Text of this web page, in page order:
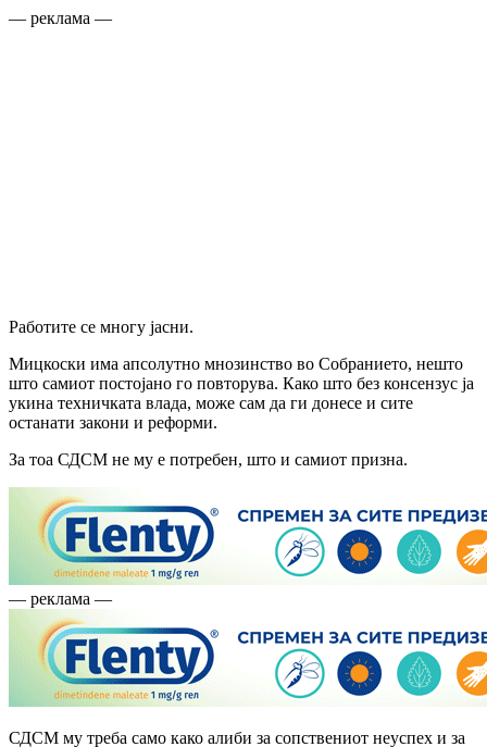
— реклама —
Работите се многу јасни.
Мицкоски има апсолутно мнозинство во Собранието, нешто
што самиот постојано го повторува. Како што без консензус ја
укина техничката влада, може сам да ги донесе и сите
останати закони и реформи.
За тоа СДСМ не му е потребен, што и самиот призна.
— реклама —
СДСМ му треба само како алиби за сопствениот неуспех и за